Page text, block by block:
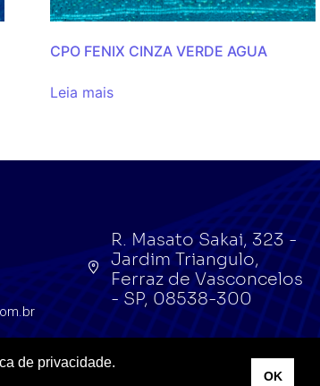
CPO FENIX CINZA VERDE AGUA
Leia mais
R. Masato Sakai, 323 -
Jardim Triangulo,
Ferraz de Vasconcelos
- SP, 08538-300
de privacidade.
OK